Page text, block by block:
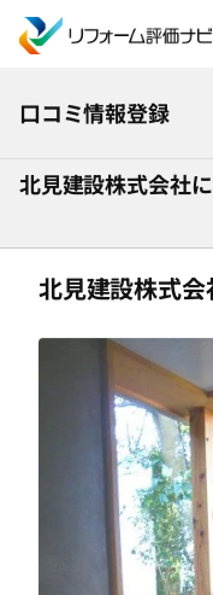
口コミ情報登録
北見建設株式会社
北見建設株式会